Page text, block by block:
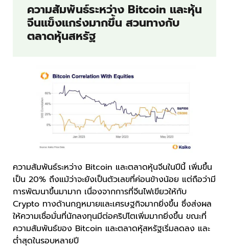
ความสัมพันธ์ระหว่าง Bitcoin และหุ้น
จีนแข็งแกร่งมากขึ้น สวนทางกับ
ตลาดหุ้นสหรัฐ
ความสัมพันธ์ระหว่าง Bitcoin และตลาดหุ้นจีนในปีนี้ เพิ่มขึ้น
เป็น 20% ถึงแม้ว่าจะยังเป็นตัวเลขที่ค่อนข้างน้อย แต่ถือว่ามี
การพัฒนาขึ้นมามาก เนื่องจากการที่จีนไฟเขียวให้กับ
Crypto ทางด้านกฎหมายและเศรษฐกิจมากยิ่งขึ้น ซึ่งส่งผล
ให้ความเชื่อมั่นที่นักลงทุนมีต่อคริปโตเพิ่มมากยิ่งขึ้น ขณะที่
ความสัมพันธ์ของ Bitcoin และตลาดหุ้สหรัฐเริ่มลดลง และ
ต่ำสุดในรอบหลายปี